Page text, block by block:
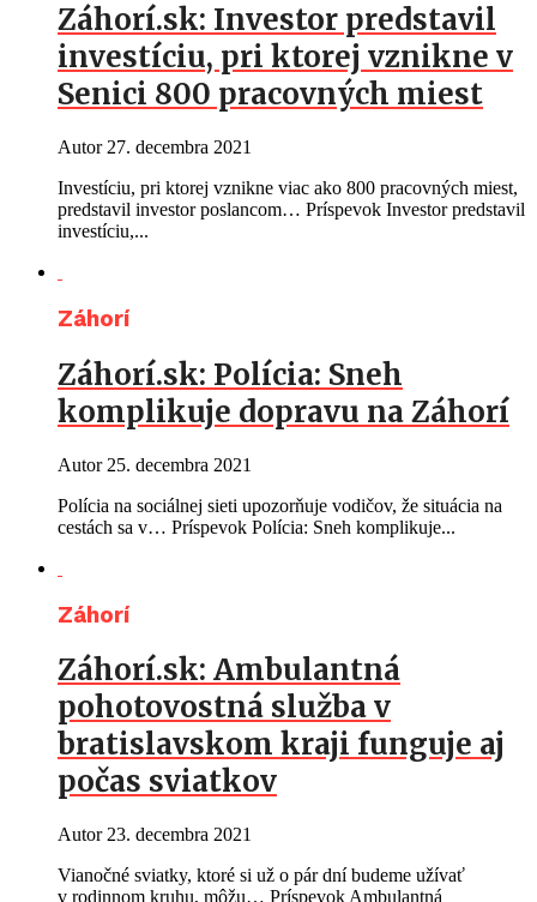
Záhorí.sk: Investor predstavil
investíciu, pri ktorej vznikne v
Senici 800 pracovných miest
Autor 27. decembra 2021
Investíciu, pri ktorej vznikne viac ako 800 pracovných miest,
predstavil investor poslancom… Príspevok Investor predstavil
investíciu,...
Záhorí
Záhorí.sk: Polícia: Sneh
komplikuje dopravu na Záhorí
Autor 25. decembra 2021
Polícia na sociálnej sieti upozorňuje vodičov, že situácia na
cestách sa v… Príspevok Polícia: Sneh komplikuje...
Záhorí
Záhorí.sk: Ambulantná
pohotovostná služba v
bratislavskom kraji funguje aj
počas sviatkov
Autor 23. decembra 2021
Vianočné sviatky, ktoré si už o pár dní budeme užívať
v rodinnom kruhu, môžu… Príspevok Ambulantná